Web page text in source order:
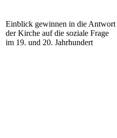
Einblick gewinnen in die Antwort
der Kirche auf die soziale Frage
im 19. und 20. Jahrhundert